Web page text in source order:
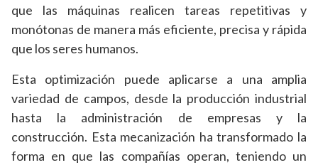
que las máquinas realicen tareas repetitivas y
monótonas de manera más eficiente, precisa y rápida
que los seres humanos.
Esta optimización puede aplicarse a una amplia
variedad de campos, desde la producción industrial
hasta la administración de empresas y la
construcción. Esta mecanización ha transformado la
forma en que las compañías operan, teniendo un